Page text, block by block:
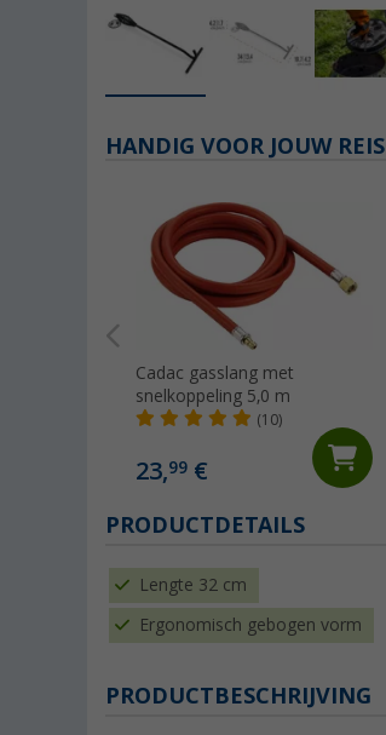
HANDIG VOOR JOUW REIS
Cadac gasslang met
snelkoppeling 5,0 m
(10)
23,99 €
PRODUCTDETAILS
Lengte 32 cm
Ergonomisch gebogen vorm
PRODUCTBESCHRIJVING